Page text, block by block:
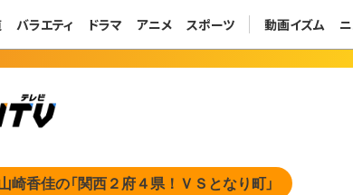
バラエティ ドラマ アニメ スポーツ 動画イズム
崎香佳の「関西２府４県！ＶＳとなり町」